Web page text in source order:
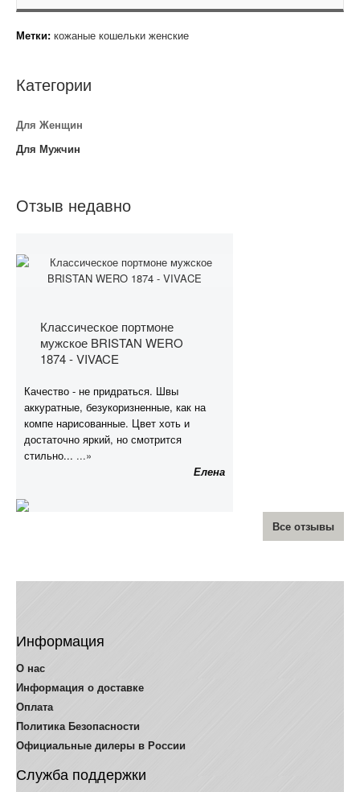
Метки: кожаные кошельки женские
Категории
Для Женщин
Для Мужчин
Отзыв недавно
Классическое портмоне
мужское BRISTAN WERO
1874 - VIVACE
Качество - не придраться. Швы
аккуратные, безукоризненные, как на
компе нарисованные. Цвет хоть и
достаточно яркий, но смотрится
стильно... ...»
Елена
Все отзывы
Информация
О нас
Информация о доставке
Оплата
Политика Безопасности
Официальные дилеры в России
Служба поддержки